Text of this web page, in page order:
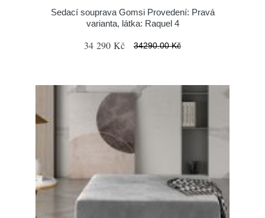
Sedací souprava Gomsi Provedení: Pravá
varianta, látka: Raquel 4
34 290 Kč 34290.00 Kč